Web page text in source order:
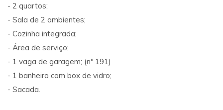
- 2 quartos;
- Sala de 2 ambientes;
- Cozinha integrada;
- Área de serviço;
- 1 vaga de garagem; (nº 191)
- 1 banheiro com box de vidro;
- Sacada.